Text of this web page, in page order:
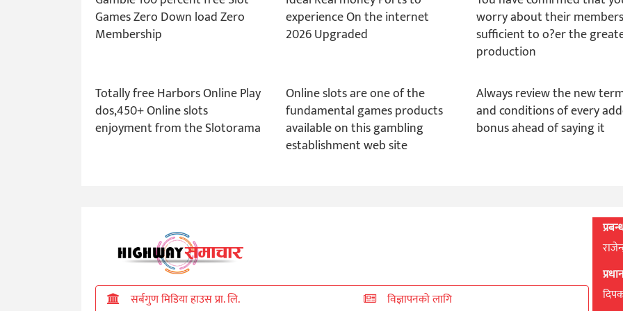
Games Zero Down load Zero
Membership
experience On the internet
2026 Upgraded
worry about their
sufficient to o?er the
production
Totally free Harbors Online Play
dos,450+ Online slots
enjoyment from the Slotorama
Online slots are one of the
fundamental games products
available on this gambling
establishment web site
Always review the new
and conditions of every
bonus ahead of saying it
सर्बगुण मिडिया हाउस प्रा. लि. विज्ञापनको लागि